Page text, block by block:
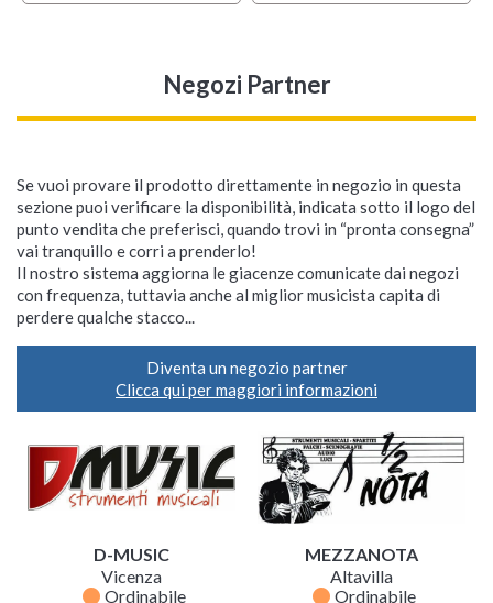
Negozi Partner
Se vuoi provare il prodotto direttamente in negozio in questa
sezione puoi verificare la disponibilità, indicata sotto il logo del
punto vendita che preferisci, quando trovi in “pronta consegna”
vai tranquillo e corri a prenderlo!
Il nostro sistema aggiorna le giacenze comunicate dai negozi
con frequenza, tuttavia anche al miglior musicista capita di
perdere qualche stacco...
Diventa un negozio partner
Clicca qui per maggiori informazioni
D-MUSIC
Vicenza
fiber_manual_record Ordinabile
MEZZANOTA
Altavilla
fiber_manual_record Ordinabile